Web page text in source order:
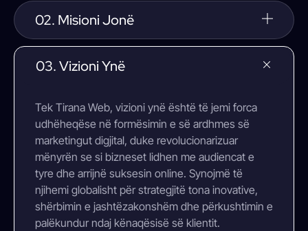
02. Misioni Jonë
03. Vizioni Ynë
Tek Tirana Web, vizioni ynë është të jemi forca
udhëheqëse në formësimin e së ardhmes së
marketingut digjital, duke revolucionarizuar
mënyrën se si bizneset lidhen me audiencat e
tyre dhe arrijnë suksesin online. Synojmë të
njihemi globalisht për strategjitë tona inovative,
shërbimin e jashtëzakonshëm dhe përkushtimin e
palëkundur ndaj kënaqësisë së klientit.